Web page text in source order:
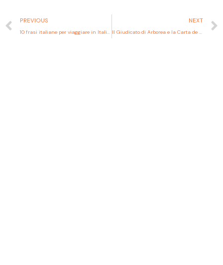
PREVIOUS
10 frasi italiane per viaggiare in Italia: una guida pratica
NEXT
Il Giudicato di Arborea e la Carta de Logu: quando la Sardegna aveva le sue leggi